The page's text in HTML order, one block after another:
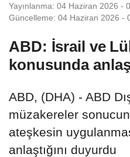
Yayınlanma: 04 Haziran 2026 -
Güncelleme: 04 Haziran 2026 -
ABD: İsrail ve
konusunda
ABD, (DHA) - ABD
müzakereler
ateşkesin
anlaştığını duyurdu